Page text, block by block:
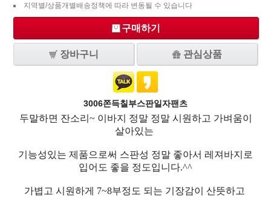
지역별/상품개별배송정책에 따라 변동될 수 있습니다
구매하기
장바구니 관심상품
3006쫀득칠부스판일자팬츠
두말하면 잔소리~ 이바지 정말 정말 시원하고 가벼움이
살아있는
기능성있는 제품으로써 스판성 정말 좋아서 레져바지로
입어도 좋을 정도입니다.^^
가볍고 시원하게 7~8부정도 되는 기장감이 산뜻하고